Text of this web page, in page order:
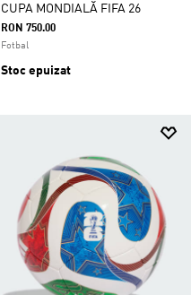
CUPA MONDIALĂ FIFA 26
RON 750.00
Fotbal
Stoc epuizat